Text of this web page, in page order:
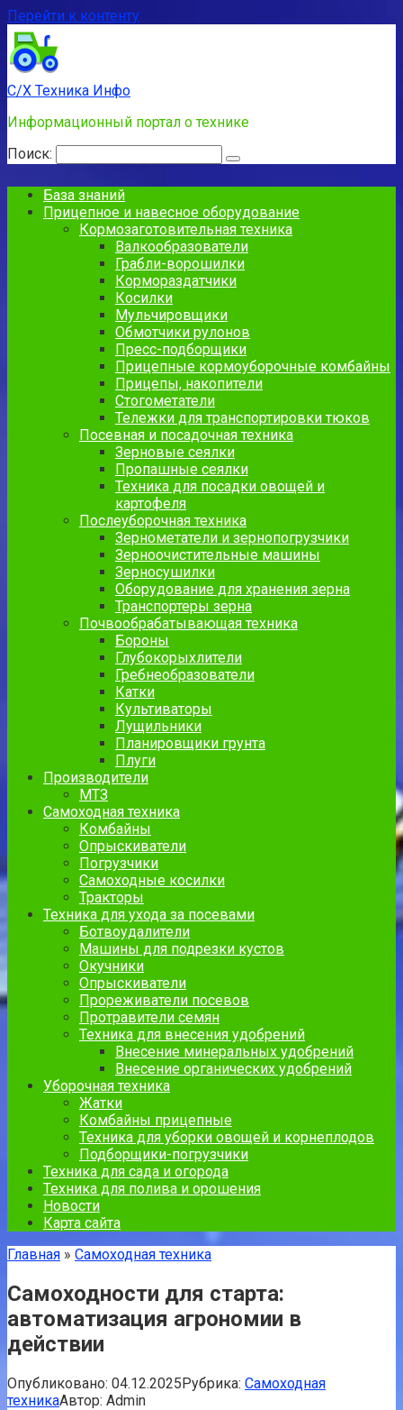
Перейти к контенту
С/Х Техника Инфо
Информационный портал о технике
Поиск:
База знаний
Прицепное и навесное оборудование
Кормозаготовительная техника
Валкообразователи
Грабли-ворошилки
Кормораздатчики
Косилки
Мульчировщики
Обмотчики рулонов
Пресс-подборщики
Прицепные кормоуборочные комбайны
Прицепы, накопители
Стогометатели
Тележки для транспортировки тюков
Посевная и посадочная техника
Зерновые сеялки
Пропашные сеялки
Техника для посадки овощей и
картофеля
Послеуборочная техника
Зернометатели и зернопогрузчики
Зерноочистительные машины
Зерносушилки
Оборудование для хранения зерна
Транспортеры зерна
Почвообрабатывающая техника
Бороны
Глубокорыхлители
Гребнеобразователи
Катки
Культиваторы
Лущильники
Планировщики грунта
Плуги
Производители
МТЗ
Самоходная техника
Комбайны
Опрыскиватели
Погрузчики
Самоходные косилки
Тракторы
Техника для ухода за посевами
Ботвоудалители
Машины для подрезки кустов
Окучники
Опрыскиватели
Прореживатели посевов
Протравители семян
Техника для внесения удобрений
Внесение минеральных удобрений
Внесение органических удобрений
Уборочная техника
Жатки
Комбайны прицепные
Техника для уборки овощей и корнеплодов
Подборщики-погрузчики
Техника для сада и огорода
Техника для полива и орошения
Новости
Карта сайта
Главная » Самоходная техника
Самоходности для старта:
автоматизация агрономии в
действии
Опубликовано: 04.12.2025Рубрика: Самоходная
техникаАвтор: Admin